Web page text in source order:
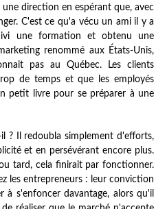
une direction en espérant que, avec
C'est ce qu'a vécu un ami il y a
une formation et obtenu une
renommé aux États-Unis,
pas au Québec. Les clients
de temps et que les employés
petit livre pour se préparer à une
? Il redoubla simplement d'efforts,
et en persévérant encore plus.
tard, cela finirait par fonctionner.
les entrepreneurs : leur conviction
à s'enfoncer davantage, alors qu'il